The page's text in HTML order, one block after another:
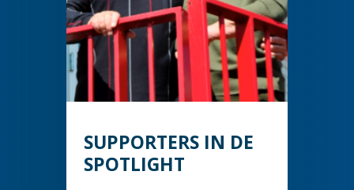
SUPPORTERS IN DE
SPOTLIGHT